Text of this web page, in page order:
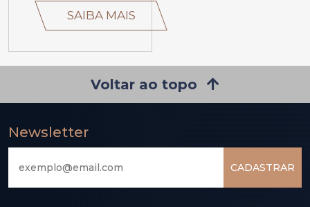
SAIBA MAIS
Voltar ao topo
Newsletter
CADASTRAR